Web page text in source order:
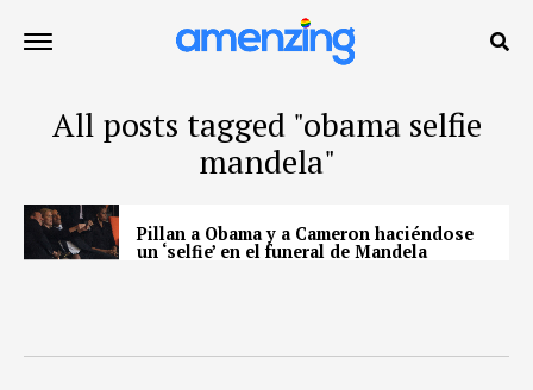
All posts tagged "obama selfie
mandela"
Pillan a Obama y a Cameron haciéndose
un ‘selfie’ en el funeral de Mandela